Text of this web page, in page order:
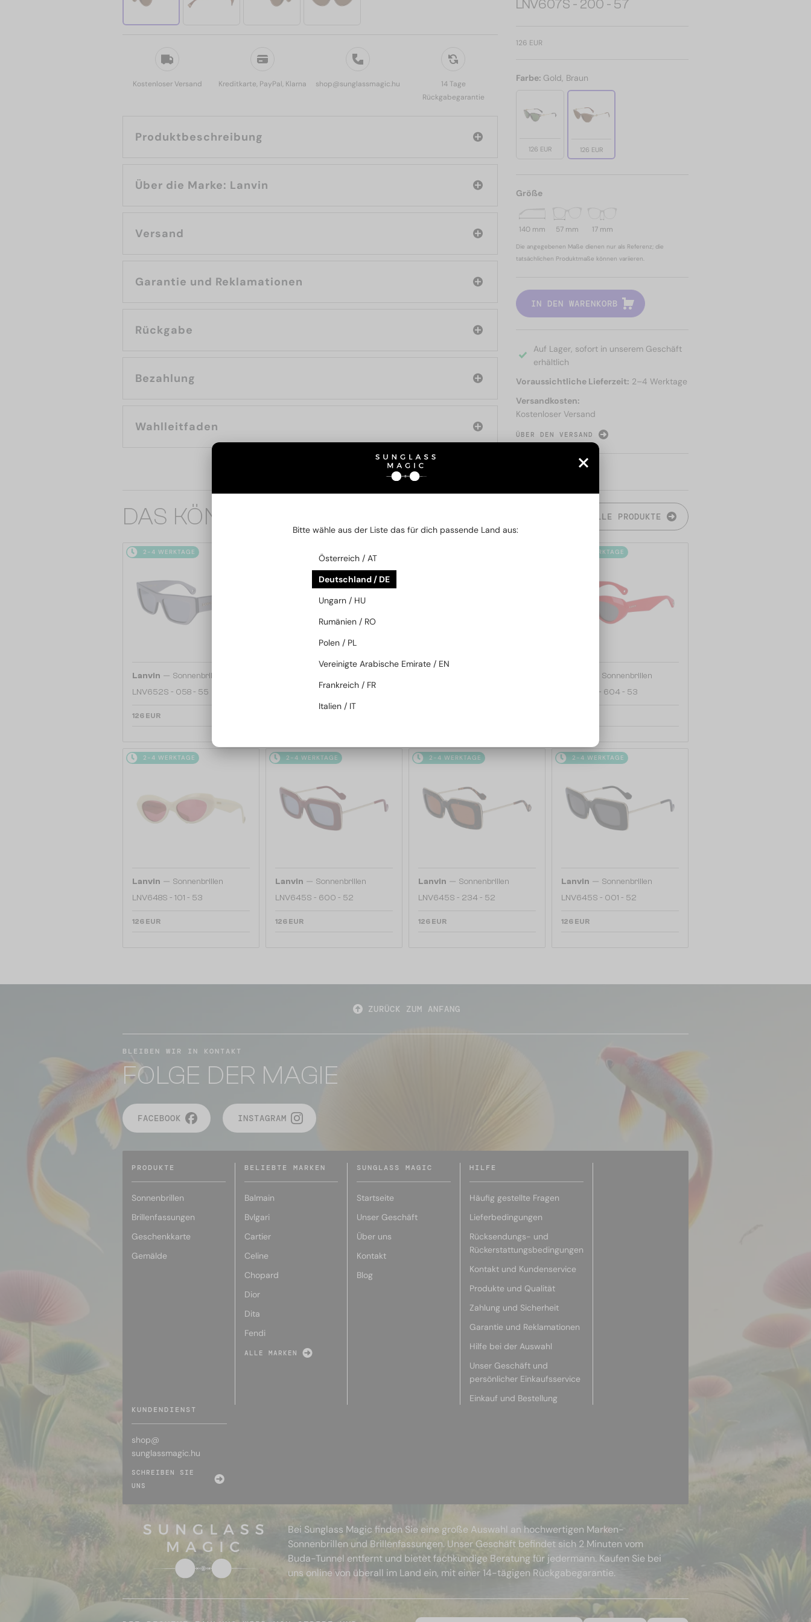
Kostenloser Versand Kreditkarte, PayPal, Klarna shop@sunglassmagic.hu
14 Tage
Rückgabegarantie
Produktbeschreibung
Über die Marke: Lanvin
Versand
Garantie und Reklamationen
Rückgabe
Bezahlung
Wahlleitfaden
LNV607S - 200 - 57
126 EUR
Farbe: Gold, Braun
126 EUR 126 EUR
Größe
140 mm 57 mm 17 mm
Die angegebenen Maße dienen nur als Referenz; die
tatsächlichen Produktmaße können variieren.
IN DEN WARENKORB
Auf Lager, sofort in unserem Geschäft
erhältlich
Voraussichtliche Lieferzeit: 2–4 Werktage
Versandkosten:
Kostenloser Versand
ÜBER DEN VERSAND
DAS KÖNNTE SIE AUCH INTERESSIEREN ALLE PRODUKTE
2-4 WERKTAGE
Lanvin — Sonnenbrillen
LNV652S - 058 - 55
126 EUR
2-4 WERKTAGE 2-4 WERKTAGE
Sonnenbrillen
LNV648S - 604 - 53
2-4 WERKTAGE
Lanvin — Sonnenbrillen
LNV648S - 101 - 53
126 EUR
2-4 WERKTAGE
Lanvin — Sonnenbrillen
LNV645S - 600 - 52
126 EUR
2-4 WERKTAGE
Lanvin — Sonnenbrillen
LNV645S - 234 - 52
126 EUR
2-4 WERKTAGE
Lanvin — Sonnenbrillen
LNV645S - 001 - 52
126 EUR
ZURÜCK ZUM ANFANG
BLEIBEN WIR IN KONTAKT
FOLGE DER MAGIE
FACEBOOK INSTAGRAM
PRODUKTE
Sonnenbrillen
Brillenfassungen
Geschenkkarte
Gemälde
BELIEBTE MARKEN
Balmain
Bvlgari
Cartier
Celine
Chopard
Dior
Dita
Fendi
ALLE MARKEN
SUNGLASS MAGIC
Startseite
Unser Geschäft
Über uns
Kontakt
Blog
HILFE
Häufig gestellte Fragen
Lieferbedingungen
Rücksendungs- und
Rückerstattungsbedingungen
Kontakt und Kundenservice
Produkte und Qualität
Zahlung und Sicherheit
Garantie und Reklamationen
Hilfe bei der Auswahl
Unser Geschäft und
persönlicher Einkaufsservice
Einkauf und Bestellung
KUNDENDIENST
shop@
sunglassmagic.hu
SCHREIBEN SIE
UNS
Bei Sunglass Magic finden Sie eine große Auswahl an hochwertigen Marken-
Sonnenbrillen und Brillenfassungen. Unser Geschäft befindet sich 2 Minuten vom
Buda-Tunnel entfernt und bietet fachkundige Beratung für jedermann. Kaufen Sie bei
uns online von überall im Land ein, mit einer 14-tägigen Rückgabegarantie.
Bitte wähle aus der Liste das für dich passende Land aus:
Österreich / AT
Deutschland / DE
Ungarn / HU
Rumänien / RO
Polen / PL
Vereinigte Arabische Emirate / EN
Frankreich / FR
Italien / IT